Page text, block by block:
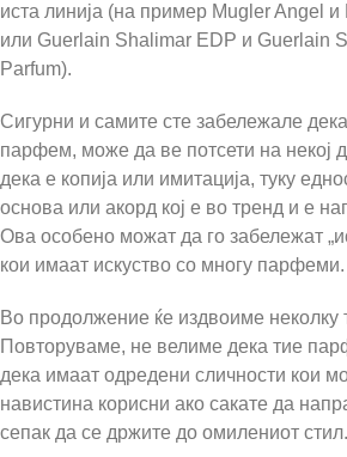
иста линија (на пример Mugler Angel
или Guerlain Shalimar EDP и Guerlain
Parfum).
Сигурни и самите сте забележале
парфем, може да ве потсети на некој
дека е копија или имитација, туку
основа или акорд кој е во тренд и е
Ова особено можат да го забележат
кои имаат искуство со многу парфеми.
Во продолжение ќе издвоиме неколку
Повторуваме, не велиме дека тие
дека имаат одредени сличности кои
навистина корисни ако сакате да
сепак да се држите до омилениот стил.